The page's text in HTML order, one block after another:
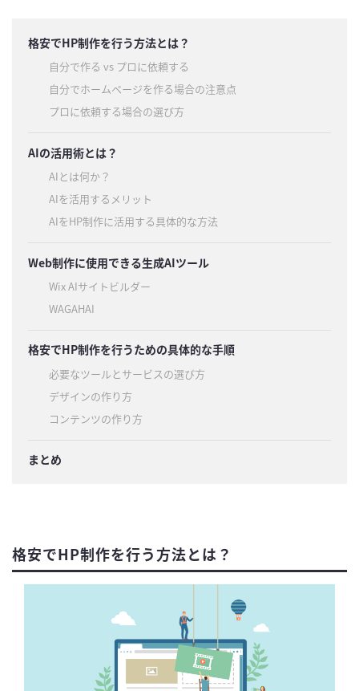
格安でHP制作を行う方法とは？
自分で作る vs プロに依頼する
自分でホームページを作る場合の注意点
プロに依頼する場合の選び方
AIの活用術とは？
AIとは何か？
AIを活用するメリット
AIをHP制作に活用する具体的な方法
Web制作に使用できる生成AIツール
Wix AIサイトビルダー
WAGAHAI
格安でHP制作を行うための具体的な手順
必要なツールとサービスの選び方
デザインの作り方
コンテンツの作り方
まとめ
格安でHP制作を行う方法とは？